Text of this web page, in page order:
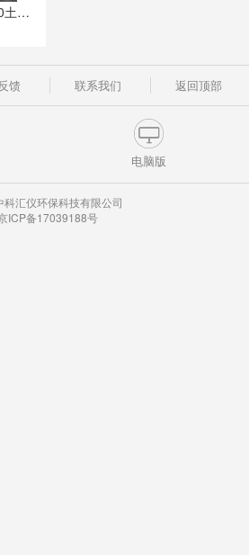
德国STEP Combi AM5000土壤盐分速测仪
馈 联系我们 返回顶部
电脑版
科汇仪环保科技有限公司
ICP备17039188号